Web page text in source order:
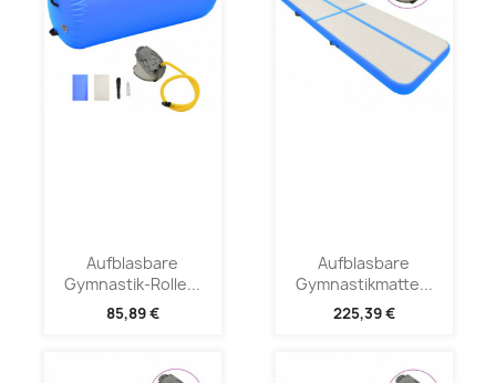
Aufblasbare
Gymnastik-Rolle...
85,89 €
Aufblasbare
Gymnastikmatte...
225,39 €